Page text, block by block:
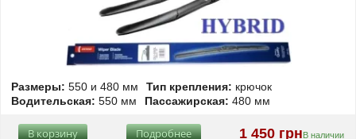
Размеры: 550 и 480 мм Тип крепления: крючок
Водительская: 550 мм Пассажирская: 480 мм
1 450 грнВ наличии
Подробнее
В корзину